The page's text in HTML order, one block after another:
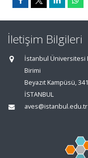
İletişim Bilgileri
İstanbul Üniversitesi
Birimi
Beyazıt Kampüsü,
İSTANBUL
aves@istanbul.edu.tr